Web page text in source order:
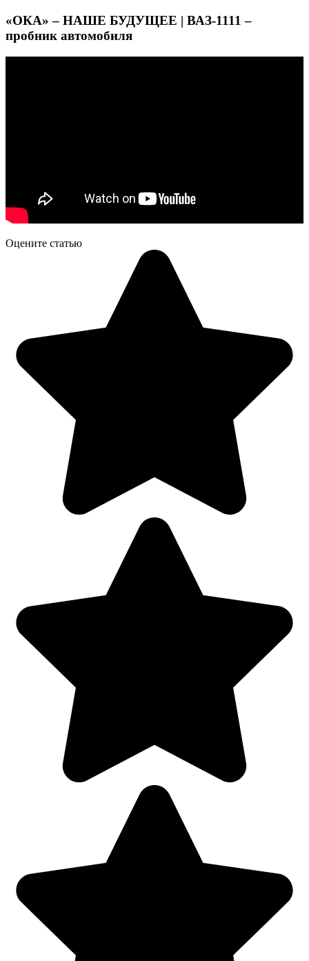
«ОКА» – НАШЕ БУДУЩЕЕ | ВАЗ-1111 –
пробник автомобиля
Оцените статью